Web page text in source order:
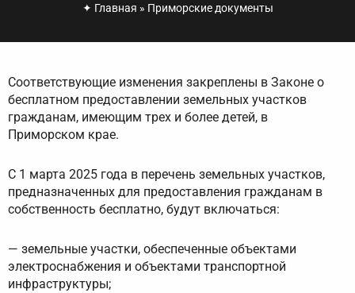
✦ Главная » Приморские документы
Соответствующие изменения закреплены в Законе о
бесплатном предоставлении земельных участков
гражданам, имеющим трех и более детей, в
Приморском крае.
С 1 марта 2025 года в перечень земельных участков,
предназначенных для предоставления гражданам в
собственность бесплатно, будут включаться:
— земельные участки, обеспеченные объектами
электроснабжения и объектами транспортной
инфраструктуры;